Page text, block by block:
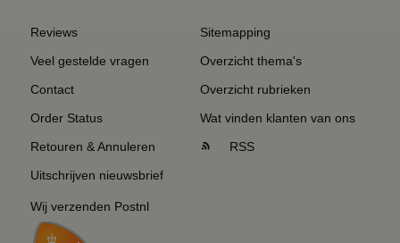
Reviews
Veel gestelde vragen
Contact
Order Status
Retouren & Annuleren
Uitschrijven nieuwsbrief
Wij verzenden Postnl
Sitemapping
Overzicht thema's
Overzicht rubrieken
Wat vinden klanten van ons
RSS